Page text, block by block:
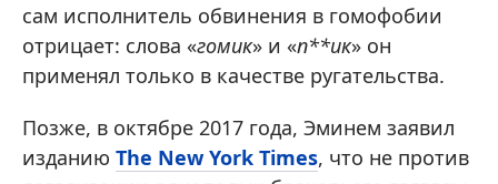
сам исполнитель обвинения в гомофобии
отрицает: слова «гомик» и «п**ик» он
применял только в качестве ругательства.
Позже, в октябре 2017 года, Эминем заявил
изданию The New York Times, что не против